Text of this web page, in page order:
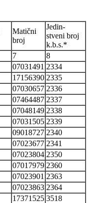
Matični
broj
Jedin-
stveni broj
k.b.s.*
7
8
07031491 2334
17156390 2335
07030657 2336
07464487 2337
07048149 2338
07031505 2339
09018727 2340
07023677 2341
07023804 2350
07017979 2360
07023901 2363
07023863 2364
17371525 3518